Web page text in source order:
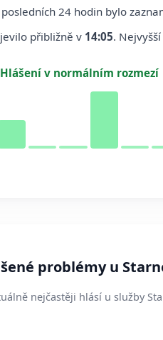
24 hodin bylo
přibližně v 14:05.
Hlášení v normálním rozmezí
problémy u
nejčastěji hlásí u služby